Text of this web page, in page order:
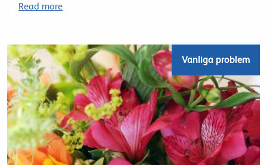
Read more
Vanliga problem